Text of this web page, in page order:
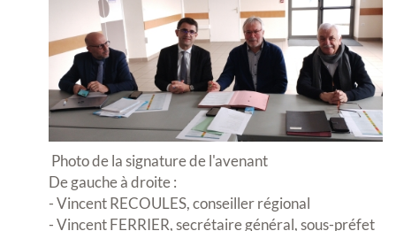
Photo de la signature de l'avenant
De gauche à droite :
- Vincent RECOULES, conseiller régional
- Vincent FERRIER, secrétaire général, sous-préfet